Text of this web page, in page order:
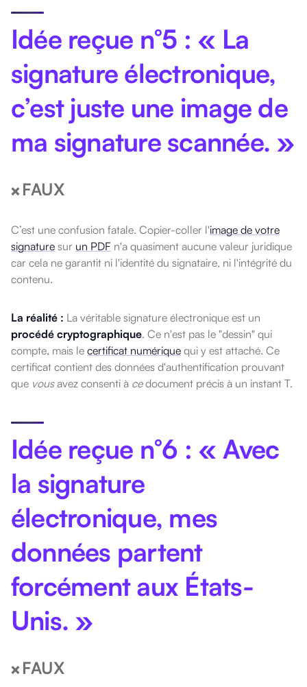
Idée reçue n°5 : « La
signature électronique,
c’est juste une image de
ma signature scannée. »
❌ FAUX
C’est une confusion fatale. Copier-coller l'image de votre
signature sur un PDF n'a quasiment aucune valeur juridique
car cela ne garantit ni l'identité du signataire, ni l'intégrité du
contenu.
La réalité : La véritable signature électronique est un
procédé cryptographique. Ce n'est pas le "dessin" qui
compte, mais le certificat numérique qui y est attaché. Ce
certificat contient des données d'authentification prouvant
que vousavez consenti à cedocument précis à un instant T.
Idée reçue n°6 : « Avec
la signature
électronique, mes
données partent
forcément aux États-
Unis. »
❌ FAUX